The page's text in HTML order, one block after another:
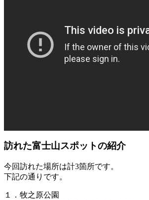
訪れた富士山スポットの紹介
今回訪れた場所は計3箇所です。
下記の通りです。
１．牧之原公園